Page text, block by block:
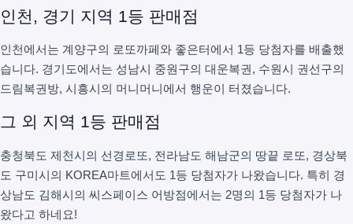
인천, 경기 지역 1등 판매점
인천에서는 계양구의 로또까페와 좋은터에서 1등 당첨자를 배출했
습니다. 경기도에서는 성남시 중원구의 대운복권, 수원시 권선구의
드림복권방, 시흥시의 머니머니에서 행운이 터졌습니다.
그 외 지역 1등 판매점
충청북도 제천시의 선경로또, 전라남도 해남군의 땅끝 로또, 경상북
도 구미시의 KOREA마트에서도 1등 당첨자가 나왔습니다. 특히 경
상남도 김해시의 씨스페이스 어방점에서는 2명의 1등 당첨자가 나
왔다고 하네요!